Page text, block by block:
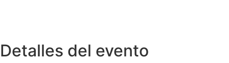
Detalles del evento